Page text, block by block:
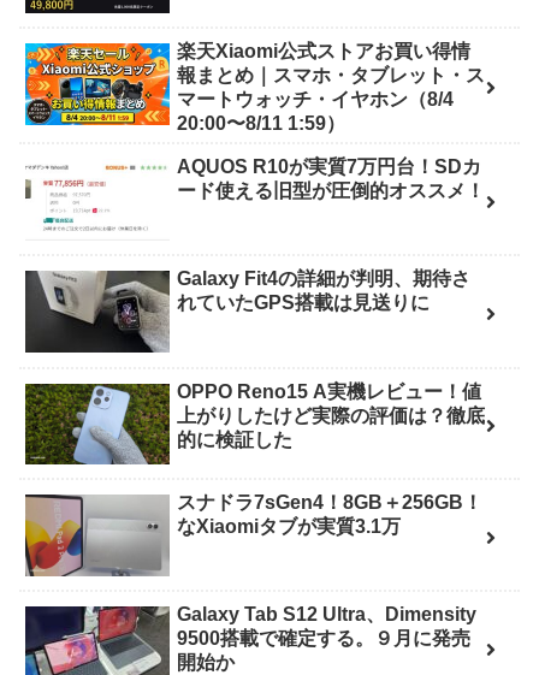
楽天Xiaomi公式ストアお買い得情
報まとめ｜スマホ・タブレット・ス
マートウォッチ・イヤホン（8/4
20:00〜8/11 1:59）
AQUOS R10が実質7万円台！SDカ
ード使える旧型が圧倒的オススメ！
Galaxy Fit4の詳細が判明、期待さ
れていたGPS搭載は見送りに
OPPO Reno15 A実機レビュー！値
上がりしたけど実際の評価は？徹底
的に検証した
スナドラ7sGen4！8GB＋256GB！
なXiaomiタブが実質3.1万
Galaxy Tab S12 Ultra、Dimensity
9500搭載で確定する。９月に発売
開始か